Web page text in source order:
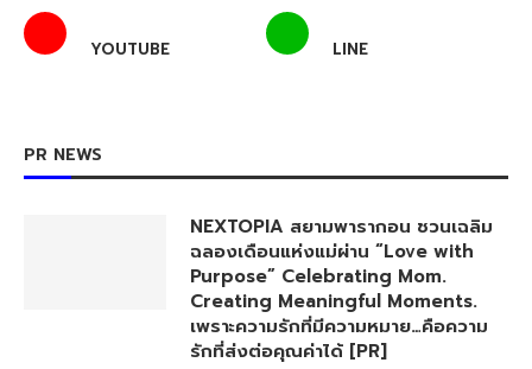
YOUTUBE LINE
PR NEWS
NEXTOPIA สยามพารากอน ชวนเฉลิม
ฉลองเดือนแห่งแม่ผ่าน “Love with
Purpose” Celebrating Mom.
Creating Meaningful Moments.
เพราะความรักที่มีความหมาย…คือความ
รักที่ส่งต่อคุณค่าได้ [PR]